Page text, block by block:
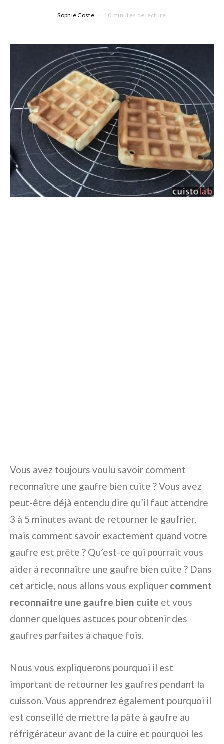
Sophie Coste 10 minutes de lecture
Vous avez toujours voulu savoir comment
reconnaître une gaufre bien cuite ? Vous avez
peut-être déjà entendu dire qu’il faut attendre
3 à 5 minutes avant de retourner le gaufrier,
mais comment savoir exactement quand votre
gaufre est prête ? Qu’est-ce qui pourrait vous
aider à reconnaître une gaufre bien cuite ? Dans
cet article, nous allons vous expliquer comment
reconnaître une gaufre bien cuite et vous
donner quelques astuces pour obtenir des
gaufres parfaites à chaque fois.
Nous vous expliquerons pourquoi il est
important de retourner les gaufres pendant la
cuisson. Vous apprendrez également pourquoi il
est conseillé de mettre la pâte à gaufre au
réfrigérateur avant de la cuire et pourquoi les